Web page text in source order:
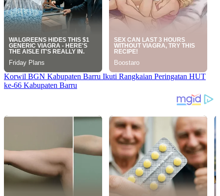
Korwil BGN Kabupaten Barru Ikuti Rangkaian Peringatan HUT
ke-66 Kabupaten Barru